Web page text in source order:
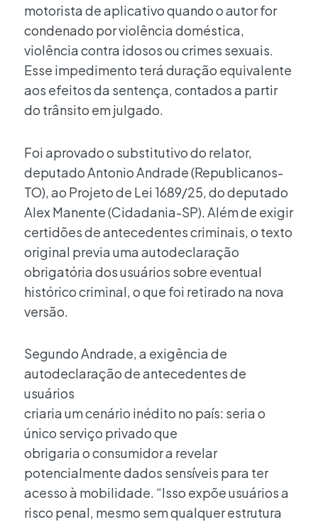
motorista de aplicativo quando o autor for
condenado por violência doméstica,
violência contra idosos ou crimes sexuais.
Esse impedimento terá duração equivalente
aos efeitos da sentença, contados a partir
do trânsito em julgado.
Foi aprovado o substitutivo do relator,
deputado Antonio Andrade (Republicanos-
TO), ao Projeto de Lei 1689/25, do deputado
Alex Manente (Cidadania-SP). Além de exigir
certidões de antecedentes criminais, o texto
original previa uma autodeclaração
obrigatória dos usuários sobre eventual
histórico criminal, o que foi retirado na nova
versão.
Segundo Andrade, a exigência de
autodeclaração de antecedentes de
usuários
criaria um cenário inédito no país: seria o
único serviço privado que
obrigaria o consumidor a revelar
potencialmente dados sensíveis para ter
acesso à mobilidade. “Isso expõe usuários a
risco penal, mesmo sem qualquer estrutura